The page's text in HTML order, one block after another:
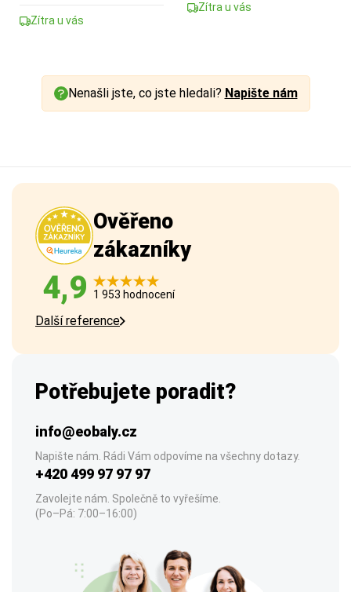
Zítra u vás
Zítra u vás
Nenašli jste, co jste hledali? Napište nám
Ověřeno
zákazníky
4,9 1 953 hodnocení
Další reference
Potřebujete poradit?
info@eobaly.cz
Napište nám. Rádi Vám odpovíme na všechny dotazy.
+420 499 97 97 97
Zavolejte nám. Společně to vyřešíme.
(Po–Pá: 7:00–16:00)